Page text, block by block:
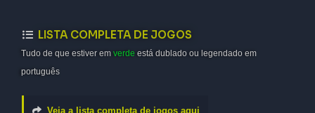
LISTA COMPLETA DE JOGOS
Tudo de que estiver em verde está dublado ou legendado em
português
Veja a lista completa de jogos aqui